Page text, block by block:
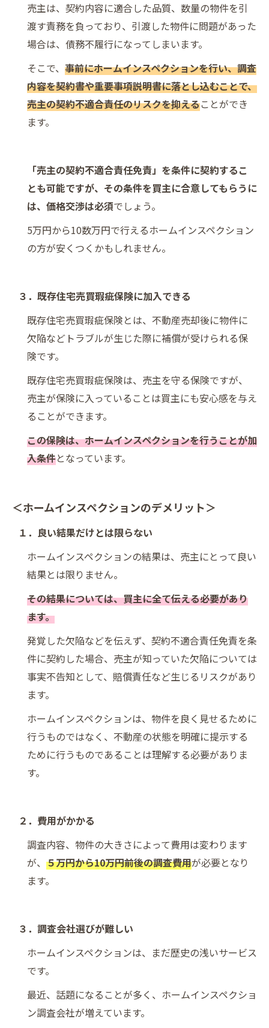
売主は、契約内容に適合した品質、数量の物件を引
渡す責務を負っており、引渡した物件に問題があった
場合は、債務不履行になってしまいます。
そこで、 事前にホームインスペクションを行い、調査
内容を契約書や重要事項説明書に落とし込むことで、
売主の契約不適合責任のリスクを抑えることができ
ます。
「売主の契約不適合責任免責」を条件に契約するこ
とも可能ですが、その条件を買主に合意してもらうに
は、価格交渉は必須でしょう。
5万円から10数万円で行えるホームインスペクション
の方が安くつくかもしれません。
３．既存住宅売買瑕疵保険に加入できる
既存住宅売買瑕疵保険とは、不動産売却後に物件に
欠陥などトラブルが生じた際に補償が受けられる保
険です。
既存住宅売買瑕疵保険は、売主を守る保険ですが、
売主が保険に入っていることは買主にも安心感を与え
ることができます。
この保険は、ホームインスペクションを行うことが加
入条件となっています。
＜ホームインスペクションのデメリット＞
１．良い結果だけとは限らない
ホームインスペクションの結果は、売主にとって良い
結果とは限りません。
その結果については、買主に全て伝える必要があり
ます。
発覚した欠陥などを伝えず、契約不適合責任免責を条
件に契約した場合、売主が知っていた欠陥については
事実不告知として、賠償責任など生じるリスクがあり
ます。
ホームインスペクションは、物件を良く見せるために
行うものではなく、不動産の状態を明確に提示する
ために行うものであることは理解する必要がありま
す。
２．費用がかかる
調査内容、物件の大きさによって費用は変わります
が、 ５万円から10万円前後の調査費用が必要となり
ます。
３．調査会社選びが難しい
ホームインスペクションは、まだ歴史の浅いサービス
です。
最近、話題になることが多く、ホームインスペクショ
ン調査会社が増えています。